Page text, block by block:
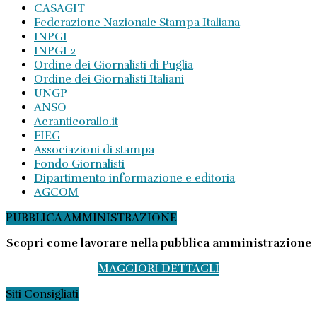
CASAGIT
Federazione Nazionale Stampa Italiana
INPGI
INPGI 2
Ordine dei Giornalisti di Puglia
Ordine dei Giornalisti Italiani
UNGP
ANSO
Aeranticorallo.it
FIEG
Associazioni di stampa
Fondo Giornalisti
Dipartimento informazione e editoria
AGCOM
PUBBLICA AMMINISTRAZIONE
Scopri come lavorare nella pubblica amministrazione
MAGGIORI DETTAGLI
Siti Consigliati